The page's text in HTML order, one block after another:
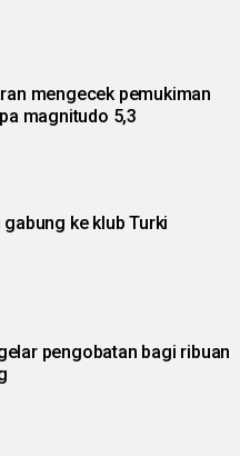
mengecek pemukiman
magnitudo 5,3
ke klub Turki
pengobatan bagi ribuan